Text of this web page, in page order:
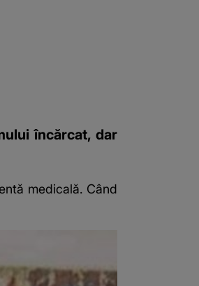
încărcat, dar
medicală. Când